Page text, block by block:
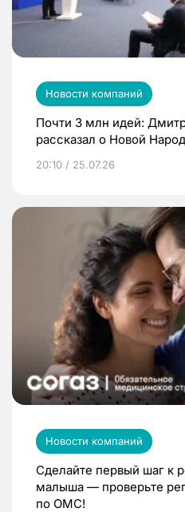
Новости компаний
Почти 3 млн идей:
рассказал о Новой
20:10 / 25.07.26
Новости компаний
Сделайте первый шаг к
малыша — проверьте
по ОМС!